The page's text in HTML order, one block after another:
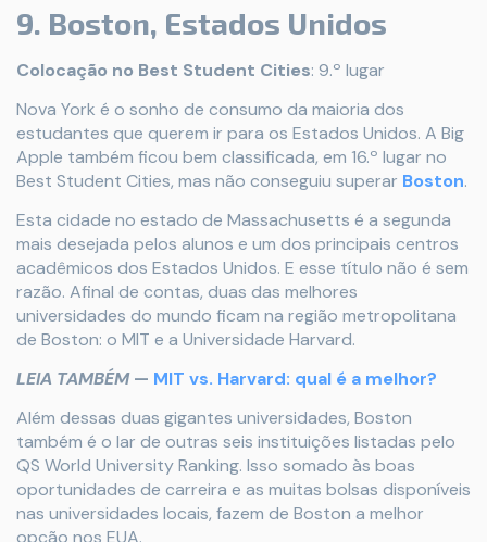
9. Boston, Estados Unidos
Colocação no Best Student Cities: 9.º lugar
Nova York é o sonho de consumo da maioria dos
estudantes que querem ir para os Estados Unidos. A Big
Apple também ficou bem classificada, em 16.º lugar no
Best Student Cities, mas não conseguiu superar Boston.
Esta cidade no estado de Massachusetts é a segunda
mais desejada pelos alunos e um dos principais centros
acadêmicos dos Estados Unidos. E esse título não é sem
razão. Afinal de contas, duas das melhores
universidades do mundo ficam na região metropolitana
de Boston: o MIT e a Universidade Harvard.
LEIA TAMBÉM— MIT vs. Harvard: qual é a melhor?
Além dessas duas gigantes universidades, Boston
também é o lar de outras seis instituições listadas pelo
QS World University Ranking. Isso somado às boas
oportunidades de carreira e as muitas bolsas disponíveis
nas universidades locais, fazem de Boston a melhor
opção nos EUA.